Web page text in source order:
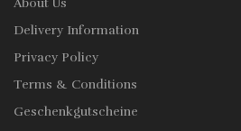
About Us
Delivery Information
Privacy Policy
Terms & Conditions
Geschenkgutscheine